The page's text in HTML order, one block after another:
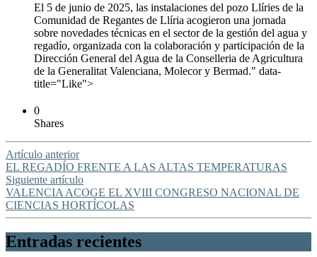
El 5 de junio de 2025, las instalaciones del pozo Llíries de la
Comunidad de Regantes de Llíria acogieron una jornada
sobre novedades técnicas en el sector de la gestión del agua y
regadío, organizada con la colaboración y participación de la
Dirección General del Agua de la Conselleria de Agricultura
de la Generalitat Valenciana, Molecor y Bermad." data-
title="Like">
0
Shares
Artículo anterior
EL REGADÍO FRENTE A LAS ALTAS TEMPERATURAS
Siguiente artículo
VALENCIA ACOGE EL XVIII CONGRESO NACIONAL DE
CIENCIAS HORTÍCOLAS
Entradas recientes